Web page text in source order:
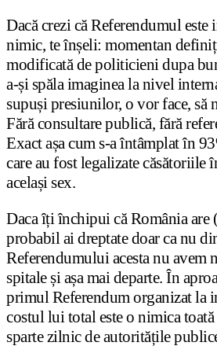
Dacă crezi că Referendumul
nimic, te înșeli: momentan
modificată de politicieni dupa
a-și spăla imaginea la nivel
supuși presiunilor, o vor face, să
Fără consultare publică, fără
Exact așa cum s-a întâmplat în
care au fost legalizate căsătoriile
același sex.
Daca îți închipui că România are
probabil ai dreptate doar ca nu
Referendumului acesta nu avem
spitale și așa mai departe. În
primul Referendum organizat la
costul lui total este o nimica toată
sparte zilnic de autoritățile